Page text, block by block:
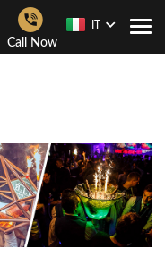
Call Now